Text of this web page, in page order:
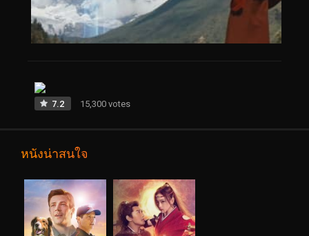
7.2 15,300 votes
หนังน่าสนใจ